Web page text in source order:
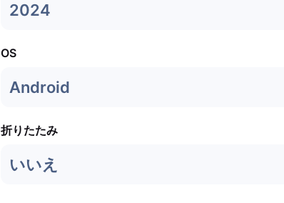
2024
OS
Android
折りたたみ
いいえ